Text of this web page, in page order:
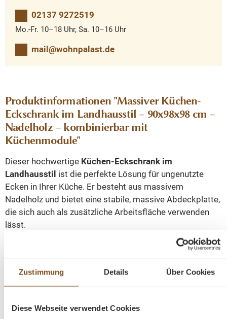
Zustimmung Details Über Cookies
Diese Webseite verwendet Cookies
02137 9272519
Mo.-Fr. 10–18 Uhr, Sa. 10–16 Uhr
mail@wohnpalast.de
Produktinformationen "Massiver Küchen-
Eckschrank im Landhausstil – 90x98x98 cm –
Nadelholz – kombinierbar mit
Küchenmodule"
Dieser hochwertige Küchen-Eckschrank im
Landhausstil ist die perfekte Lösung für ungenutzte
Ecken in Ihrer Küche. Er besteht aus massivem
Nadelholz und bietet eine stabile, massive Abdeckplatte,
die sich auch als zusätzliche Arbeitsfläche verwenden
lässt.
Dank der innenliegenden Scharniere lässt sich die Tür
vollständig öffnen – ideal für einen komfortablen Zugriff
auf den Stauraum. Der Innenraum ist mit
Küchenutensilien wie Töpfe oder Pfannen.